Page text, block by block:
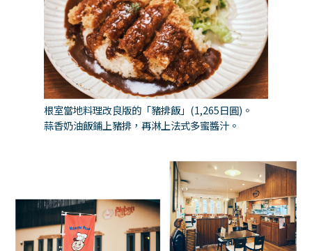
根室當地料理改良版的「豬排飯」(1,265日圓)。
蒜香奶油飯鋪上豬排，再淋上法式多蜜醬汁。